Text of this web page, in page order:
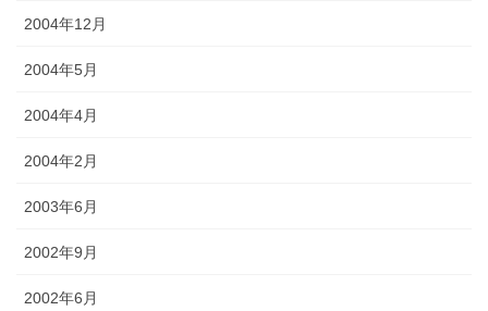
2004年12月
2004年5月
2004年4月
2004年2月
2003年6月
2002年9月
2002年6月